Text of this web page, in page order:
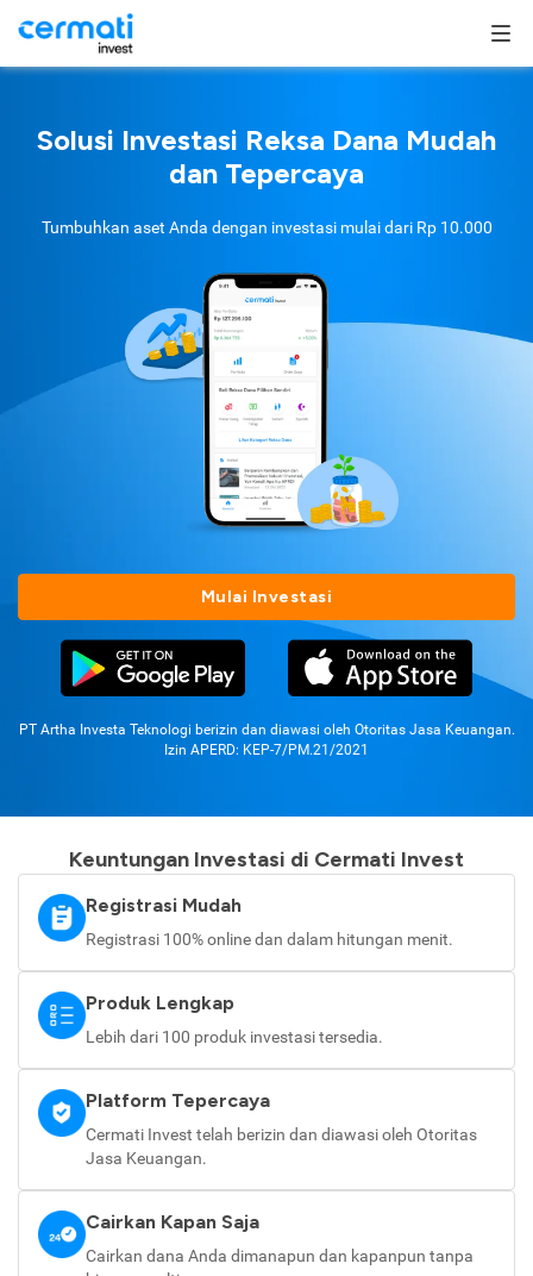
Solusi Investasi Reksa Dana Mudah
dan Tepercaya
Tumbuhkan aset Anda dengan investasi mulai dari Rp 10.000
Mulai Investasi
PT Artha Investa Teknologi berizin dan diawasi oleh Otoritas Jasa Keuangan.
Izin APERD: KEP-7/PM.21/2021
Keuntungan Investasi di Cermati Invest
Registrasi Mudah
Registrasi 100% online dan dalam hitungan menit.
Produk Lengkap
Lebih dari 100 produk investasi tersedia.
Platform Tepercaya
Cermati Invest telah berizin dan diawasi oleh Otoritas
Jasa Keuangan.
Cairkan Kapan Saja
Cairkan dana Anda dimanapun dan kapanpun tanpa